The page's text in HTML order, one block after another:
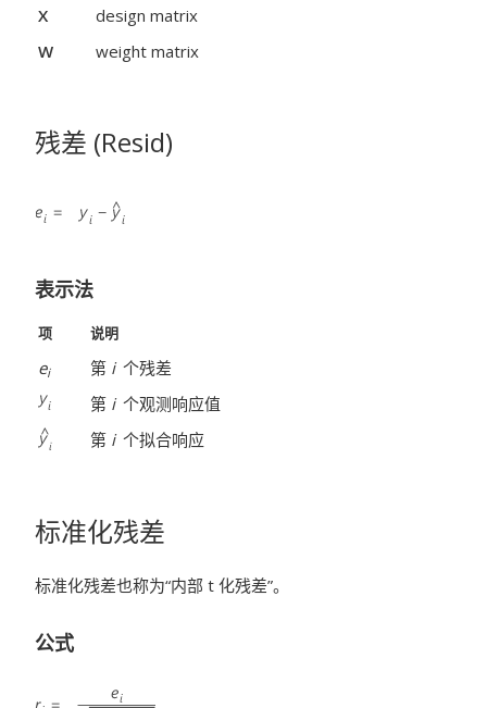
X
design matrix
W
weight matrix
残差 (Resid)
表示法
项 说明
ei 第 i 个残差
第 i 个观测响应值
第 i 个拟合响应
标准化残差
标准化残差也称为“内部 t 化残差”。
公式